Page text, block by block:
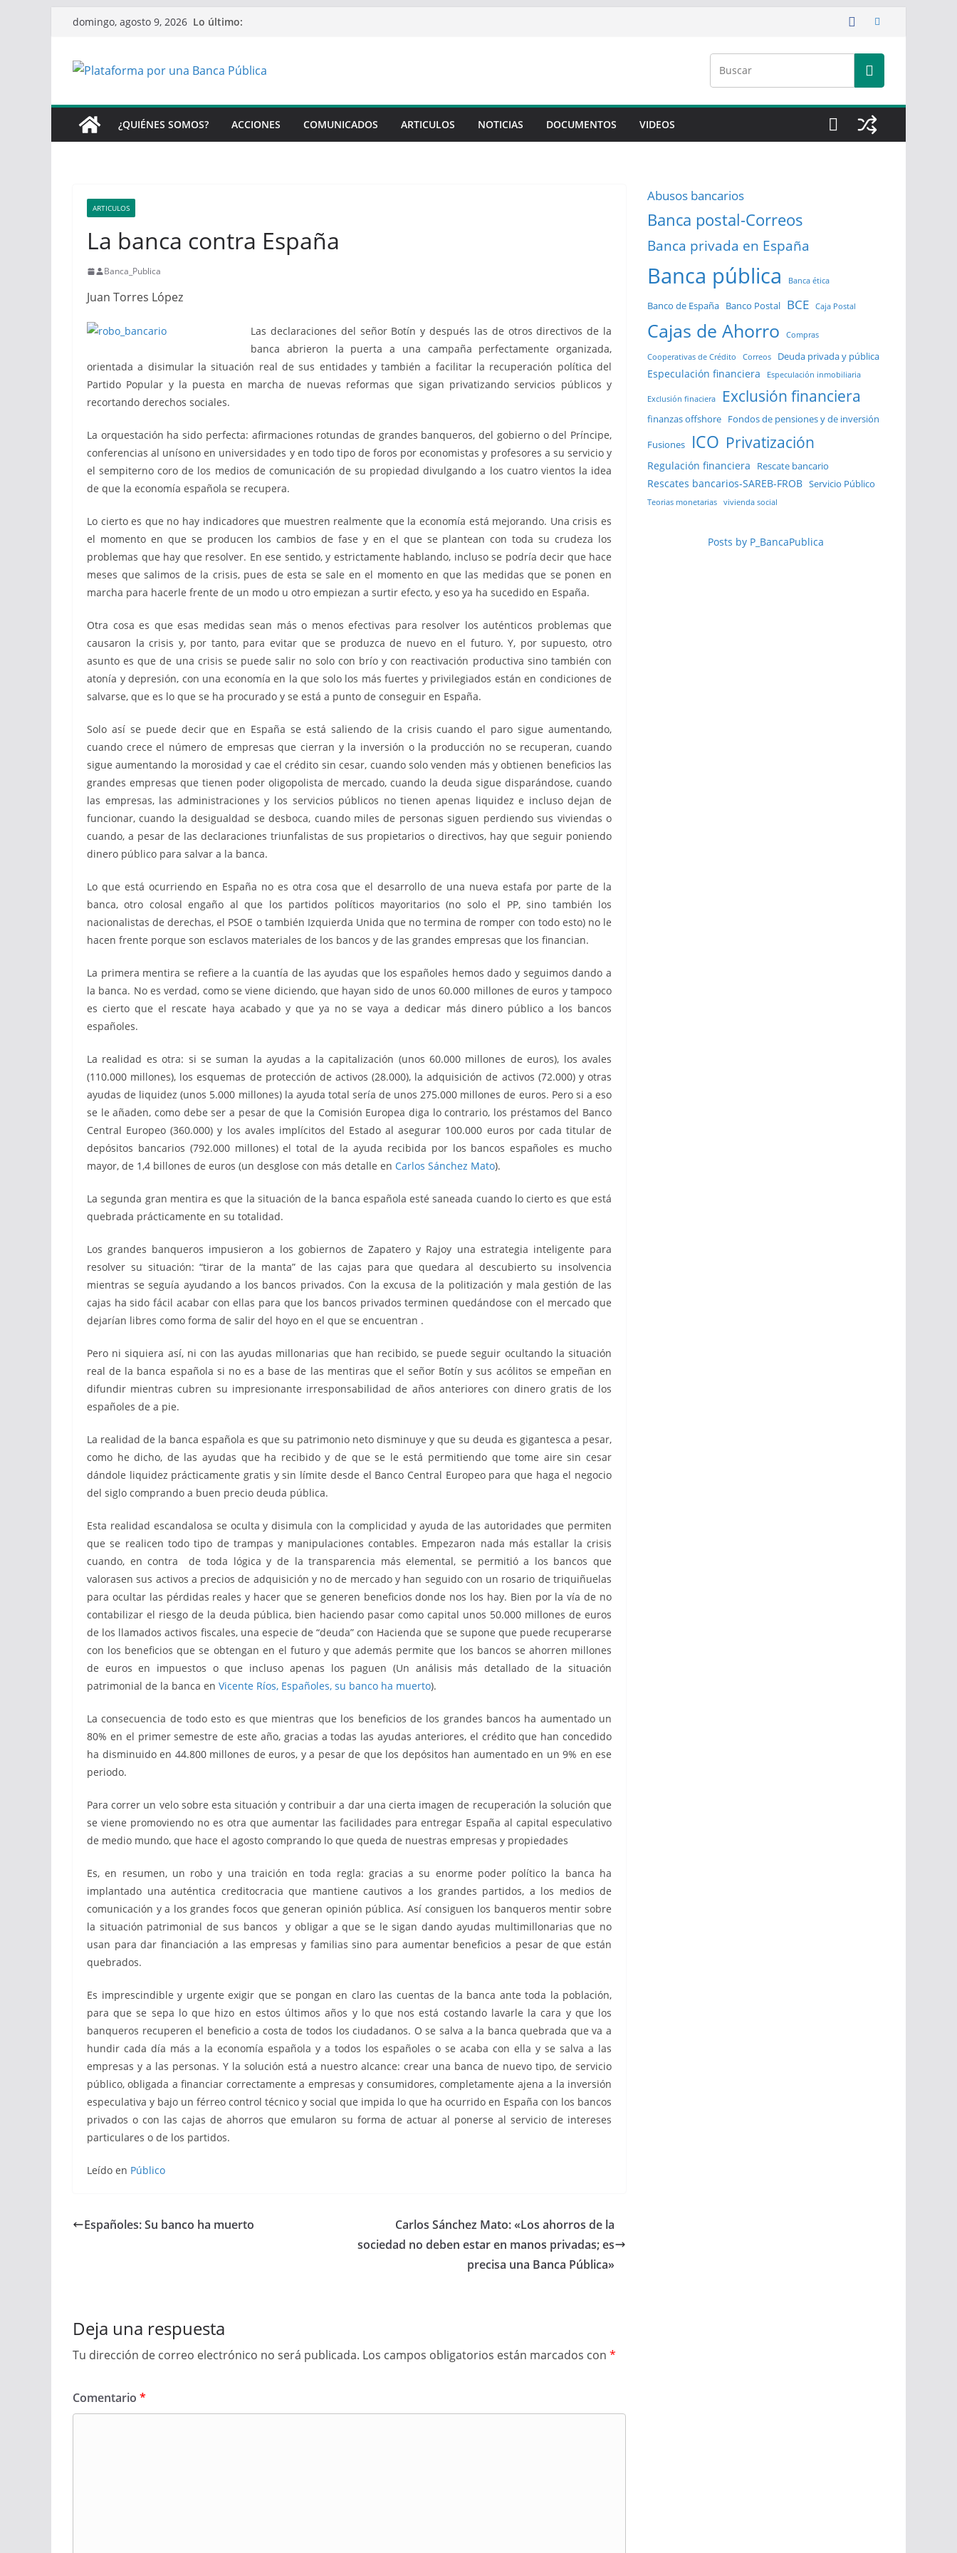
Saltardomingo, agosto 9, 2026 Lo último:
¿QUIÉNES SOMOS? ACCIONES COMUNICADOS ARTICULOS NOTICIAS DOCUMENTOS VIDEOS
ARTICULOS
La banca contra España
Banca_Publica
Juan Torres López
Las declaraciones del señor Botín y después las de otros directivos de la
banca abrieron la puerta a una campaña perfectamente organizada,
orientada a disimular la situación real de sus entidades y también a facilitar la recuperación política del
Partido Popular y la puesta en marcha de nuevas reformas que sigan privatizando servicios públicos y
recortando derechos sociales.
La orquestación ha sido perfecta: afirmaciones rotundas de grandes banqueros, del gobierno o del Príncipe,
conferencias al unísono en universidades y en todo tipo de foros por economistas y profesores a su servicio y
el sempiterno coro de los medios de comunicación de su propiedad divulgando a los cuatro vientos la idea
de que la economía española se recupera.
Lo cierto es que no hay indicadores que muestren realmente que la economía está mejorando. Una crisis es
el momento en que se producen los cambios de fase y en el que se plantean con toda su crudeza los
problemas que hay que resolver. En ese sentido, y estrictamente hablando, incluso se podría decir que hace
meses que salimos de la crisis, pues de esta se sale en el momento en que las medidas que se ponen en
marcha para hacerle frente de un modo u otro empiezan a surtir efecto, y eso ya ha sucedido en España.
Otra cosa es que esas medidas sean más o menos efectivas para resolver los auténticos problemas que
causaron la crisis y, por tanto, para evitar que se produzca de nuevo en el futuro. Y, por supuesto, otro
asunto es que de una crisis se puede salir no solo con brío y con reactivación productiva sino también con
atonía y depresión, con una economía en la que solo los más fuertes y privilegiados están en condiciones de
salvarse, que es lo que se ha procurado y se está a punto de conseguir en España.
Solo así se puede decir que en España se está saliendo de la crisis cuando el paro sigue aumentando,
cuando crece el número de empresas que cierran y la inversión o la producción no se recuperan, cuando
sigue aumentando la morosidad y cae el crédito sin cesar, cuando solo venden más y obtienen beneficios las
grandes empresas que tienen poder oligopolista de mercado, cuando la deuda sigue disparándose, cuando
las empresas, las administraciones y los servicios públicos no tienen apenas liquidez e incluso dejan de
funcionar, cuando la desigualdad se desboca, cuando miles de personas siguen perdiendo sus viviendas o
cuando, a pesar de las declaraciones triunfalistas de sus propietarios o directivos, hay que seguir poniendo
dinero público para salvar a la banca.
Lo que está ocurriendo en España no es otra cosa que el desarrollo de una nueva estafa por parte de la
banca, otro colosal engaño al que los partidos políticos mayoritarios (no solo el PP, sino también los
nacionalistas de derechas, el PSOE o también Izquierda Unida que no termina de romper con todo esto) no le
hacen frente porque son esclavos materiales de los bancos y de las grandes empresas que los financian.
La primera mentira se refiere a la cuantía de las ayudas que los españoles hemos dado y seguimos dando a
la banca. No es verdad, como se viene diciendo, que hayan sido de unos 60.000 millones de euros y tampoco
es cierto que el rescate haya acabado y que ya no se vaya a dedicar más dinero público a los bancos
españoles.
La realidad es otra: si se suman la ayudas a la capitalización (unos 60.000 millones de euros), los avales
(110.000 millones), los esquemas de protección de activos (28.000), la adquisición de activos (72.000) y otras
ayudas de liquidez (unos 5.000 millones) la ayuda total sería de unos 275.000 millones de euros. Pero si a eso
se le añaden, como debe ser a pesar de que la Comisión Europea diga lo contrario, los préstamos del Banco
Central Europeo (360.000) y los avales implícitos del Estado al asegurar 100.000 euros por cada titular de
depósitos bancarios (792.000 millones) el total de la ayuda recibida por los bancos españoles es mucho
mayor, de 1,4 billones de euros (un desglose con más detalle en Carlos Sánchez Mato).
La segunda gran mentira es que la situación de la banca española esté saneada cuando lo cierto es que está
quebrada prácticamente en su totalidad.
Los grandes banqueros impusieron a los gobiernos de Zapatero y Rajoy una estrategia inteligente para
resolver su situación: “tirar de la manta” de las cajas para que quedara al descubierto su insolvencia
mientras se seguía ayudando a los bancos privados. Con la excusa de la politización y mala gestión de las
cajas ha sido fácil acabar con ellas para que los bancos privados terminen quedándose con el mercado que
dejarían libres como forma de salir del hoyo en el que se encuentran .
Pero ni siquiera así, ni con las ayudas millonarias que han recibido, se puede seguir ocultando la situación
real de la banca española si no es a base de las mentiras que el señor Botín y sus acólitos se empeñan en
difundir mientras cubren su impresionante irresponsabilidad de años anteriores con dinero gratis de los
españoles de a pie.
La realidad de la banca española es que su patrimonio neto disminuye y que su deuda es gigantesca a pesar,
como he dicho, de las ayudas que ha recibido y de que se le está permitiendo que tome aire sin cesar
dándole liquidez prácticamente gratis y sin límite desde el Banco Central Europeo para que haga el negocio
del siglo comprando a buen precio deuda pública.
Esta realidad escandalosa se oculta y disimula con la complicidad y ayuda de las autoridades que permiten
que se realicen todo tipo de trampas y manipulaciones contables. Empezaron nada más estallar la crisis
cuando, en contra de toda lógica y de la transparencia más elemental, se permitió a los bancos que
valorasen sus activos a precios de adquisición y no de mercado y han seguido con un rosario de triquiñuelas
para ocultar las pérdidas reales y hacer que se generen beneficios donde nos los hay. Bien por la vía de no
contabilizar el riesgo de la deuda pública, bien haciendo pasar como capital unos 50.000 millones de euros
de los llamados activos fiscales, una especie de “deuda” con Hacienda que se supone que puede recuperarse
con los beneficios que se obtengan en el futuro y que además permite que los bancos se ahorren millones
de euros en impuestos o que incluso apenas los paguen (Un análisis más detallado de la situación
patrimonial de la banca en Vicente Ríos, Españoles, su banco ha muerto).
La consecuencia de todo esto es que mientras que los beneficios de los grandes bancos ha aumentado un
80% en el primer semestre de este año, gracias a todas las ayudas anteriores, el crédito que han concedido
ha disminuido en 44.800 millones de euros, y a pesar de que los depósitos han aumentado en un 9% en ese
periodo.
Para correr un velo sobre esta situación y contribuir a dar una cierta imagen de recuperación la solución que
se viene promoviendo no es otra que aumentar las facilidades para entregar España al capital especulativo
de medio mundo, que hace el agosto comprando lo que queda de nuestras empresas y propiedades
Es, en resumen, un robo y una traición en toda regla: gracias a su enorme poder político la banca ha
implantado una auténtica creditocracia que mantiene cautivos a los grandes partidos, a los medios de
comunicación y a los grandes focos que generan opinión pública. Así consiguen los banqueros mentir sobre
la situación patrimonial de sus bancos y obligar a que se le sigan dando ayudas multimillonarias que no
usan para dar financiación a las empresas y familias sino para aumentar beneficios a pesar de que están
quebrados.
Es imprescindible y urgente exigir que se pongan en claro las cuentas de la banca ante toda la población,
para que se sepa lo que hizo en estos últimos años y lo que nos está costando lavarle la cara y que los
banqueros recuperen el beneficio a costa de todos los ciudadanos. O se salva a la banca quebrada que va a
hundir cada día más a la economía española y a todos los españoles o se acaba con ella y se salva a las
empresas y a las personas. Y la solución está a nuestro alcance: crear una banca de nuevo tipo, de servicio
público, obligada a financiar correctamente a empresas y consumidores, completamente ajena a la inversión
especulativa y bajo un férreo control técnico y social que impida lo que ha ocurrido en España con los bancos
privados o con las cajas de ahorros que emularon su forma de actuar al ponerse al servicio de intereses
particulares o de los partidos.
Leído en Público
Españoles: Su banco ha muerto
Carlos Sánchez Mato: «Los ahorros de la
sociedad no deben estar en manos privadas; es
precisa una Banca Pública»
Deja una respuesta
Tu dirección de correo electrónico no será publicada. Los campos obligatorios están marcados con *
Comentario *
Abusos bancarios
Banca postal-Correos
Banca privada en España
Banca pública Banca ética
Banco de España Banco Postal BCE Caja Postal
Cajas de Ahorro Compras
Cooperativas de Crédito Correos Deuda privada y pública
Especulación financiera Especulación inmobiliaria
Exclusión finaciera Exclusión financiera
finanzas offshore Fondos de pensiones y de inversión
Fusiones
ICO Privatización
Regulación financiera Rescate bancario
Rescates bancarios-SAREB-FROB Servicio Público
Teorias monetarias vivienda social
Posts by P_BancaPublica